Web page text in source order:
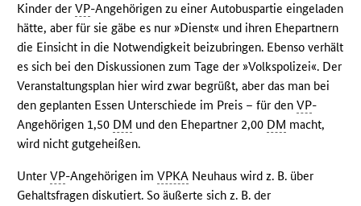
Kinder derVP-Angehörigen zu einer Autobuspartie eingeladen
hätte, aber für sie gäbe es nur »Dienst« und ihren Ehepartnern
die Einsicht in die Notwendigkeit beizubringen. Ebenso verhält
es sich bei den Diskussionen zum Tage der »Volkspolizei«. Der
Veranstaltungsplan hier wird zwar begrüßt, aber das man bei
den geplanten Essen Unterschiede im Preis – für denVP-
Angehörigen 1,50 DM und den Ehepartner 2,00 DM macht,
wird nicht gutgeheißen.
UnterVP-Angehörigen imVPKA Neuhaus wird z. B. über
Gehaltsfragen diskutiert. So äußerte sich z. B. der